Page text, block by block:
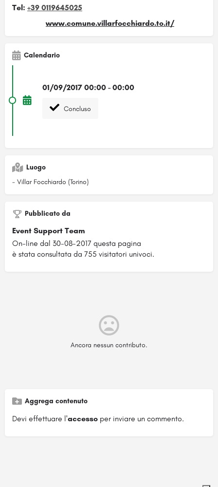
Tel: +39 0119645025
www.comune.villarfocchiardo.to.it/
Calendario
01/09/2017 00:00 - 00:00
Concluso
Luogo
- Villar Focchiardo (Torino)
Pubblicato da
Event Support Team
On-line dal 30-08-2017 questa pagina
è stata consultata da 755 visitatori univoci.
Ancora nessun contributo.
Aggrega contenuto
Devi effettuare l'accesso per inviare un commento.